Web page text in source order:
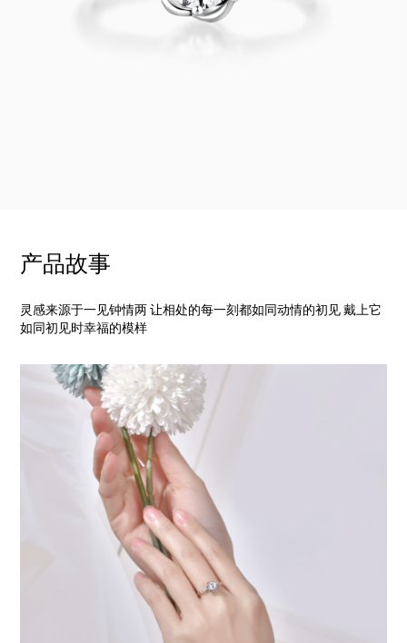
产品故事
灵感来源于一见钟情两 让相处的每一刻都如同动情的初见 戴上它
如同初见时幸福的模样